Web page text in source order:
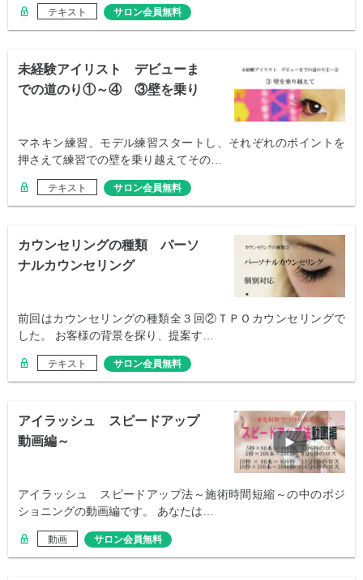
テキスト サロン会員無料
未経験アイリスト デビューま
での道のり①～④ ③壁を乗り
マネキン練習、モデル練習スタートし、それぞれのポイントを
押さえて練習での壁を乗り越えてその…
テキスト サロン会員無料
カウンセリングの種類 パーソ
ナルカウンセリング
前回はカウンセリングの種類全３回②ＴＰＯカウンセリングで
した。 お客様の背景を探り、提案す…
テキスト サロン会員無料
アイラッシュ スピードアップ
動画編～
アイラッシュ スピードアップ法～施術時間短縮～の中のポジ
ショニングの動画編です。 あなたは…
動画 サロン会員無料